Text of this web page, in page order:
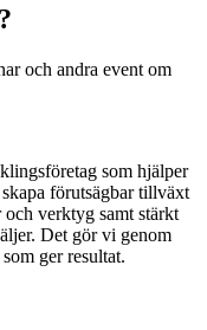
och andra event om
som hjälper
förutsägbar tillväxt
verktyg samt stärkt
Det gör vi genom
ger resultat.